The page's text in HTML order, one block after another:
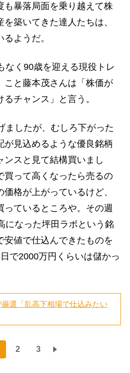
暴落局面を乗り越えて株
築いてきた達人たちは、
ようだ。
く90歳を迎える現役トレ
こと藤本茂さんは「株価が
チャンス」と言う。
ましたが、むしろ下がった
が見込めるような優良銘柄
ンスと見て結構買いまし
買って高くなったら売るの
格が上がっているけど、
っているところや。その週
になった坪田ラボという銘
安値で仕込んできたものを
で2000万円くらいは儲かっ
選「乱高下相場で仕込みたい
2 3